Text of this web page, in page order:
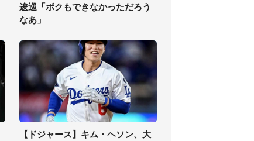
逡巡「ボクもできなかっただろう
なあ」
【ドジャース】キム・ヘソン、大